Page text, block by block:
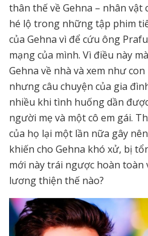
thân thế về Gehna – nhân vật
hé lộ trong những tập phim
của Gehna vì để cứu ông
mạng của mình. Vì điều này
Gehna về nhà và xem như
nhưng câu chuyện của gia
nhiều khi tình huống dần
người mẹ và một cô em gái.
của họ lại một lần nữa gây
khiến cho Gehna khó xử, bị
mới này trái ngược hoàn toàn
lương thiện thế nào?